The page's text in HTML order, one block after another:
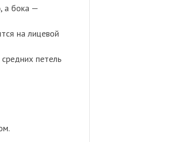
а бока —
на лицевой
петель